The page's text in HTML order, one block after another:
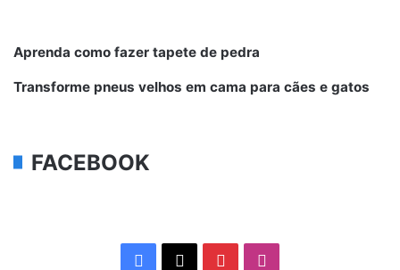
Aprenda como fazer tapete de pedra
Transforme pneus velhos em cama para cães e gatos
FACEBOOK
Facebook
X Pinterest